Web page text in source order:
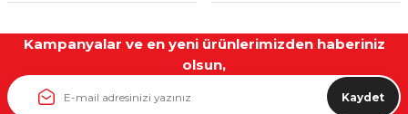
Kampanyalar ve en yeni ürünlerimizden haberiniz
olsun,
Kaydet